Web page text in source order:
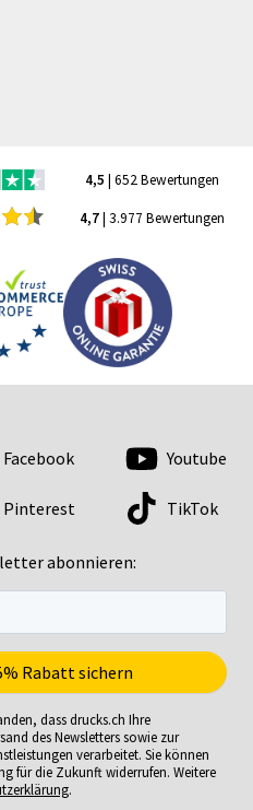
4,5 | 652 Bewertungen
4,7| 3.977 Bewertungen
abonnieren:
Facebook Youtube
Pinterest TikTok
dass drucks.ch Ihre
des Newsletters sowie zur
verarbeitet. Sie können
für die Zukunft widerrufen. Weitere
.